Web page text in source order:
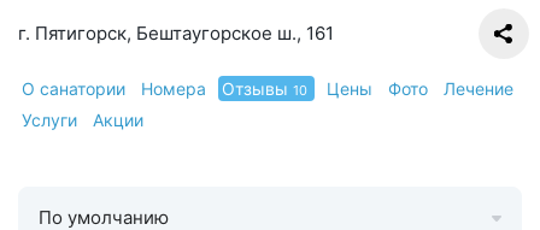
г. Пятигорск, Бештаугорское ш., 161
О санатории Номера Отзывы 10 Цены Фото
Лечение
Услуги
Акции
По умолчанию